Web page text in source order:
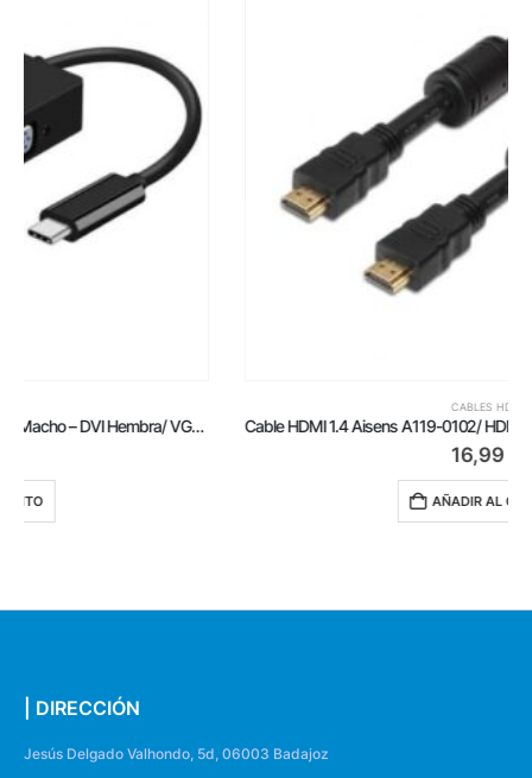
Cable HDMI 1.4 Aisens A119-0102/ HDMI Macho – HDMI Macho/ Hasta 10W/ 720Mbps/ 10m/ Negro
| DIRECCIÓN
Jesús Delgado Valhondo, 5d, 06003 Badajoz